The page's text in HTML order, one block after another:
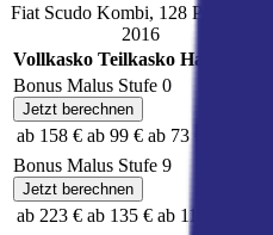
Fiat Scudo Kombi, 128PS,
2016
Vollkasko Teilkasko Haftpflicht
Bonus Malus Stufe 0
Jetzt berechnen
ab 158 € ab 99 € ab 73 €
Bonus Malus Stufe 9
Jetzt berechnen
ab 223 € ab 135 € ab 110 €